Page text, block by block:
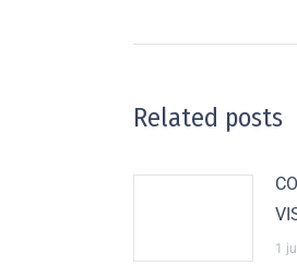
Related posts
1